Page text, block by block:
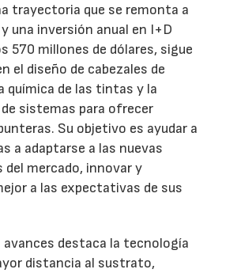
trayectoria que se remonta a
una inversión anual en I+D
570 millones de dólares, sigue
el diseño de cabezales de
química de las tintas y la
sistemas para ofrecer
Su objetivo es ayudar a
a adaptarse a las nuevas
del mercado, innovar y
a las expectativas de sus
destaca la tecnología
distancia al sustrato,